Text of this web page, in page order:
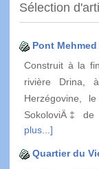
Sélection
Pont
Construit à la
rivière Drina,
Herzégovine,
SokoloviÄ‡ de
plus...]
Quartier du